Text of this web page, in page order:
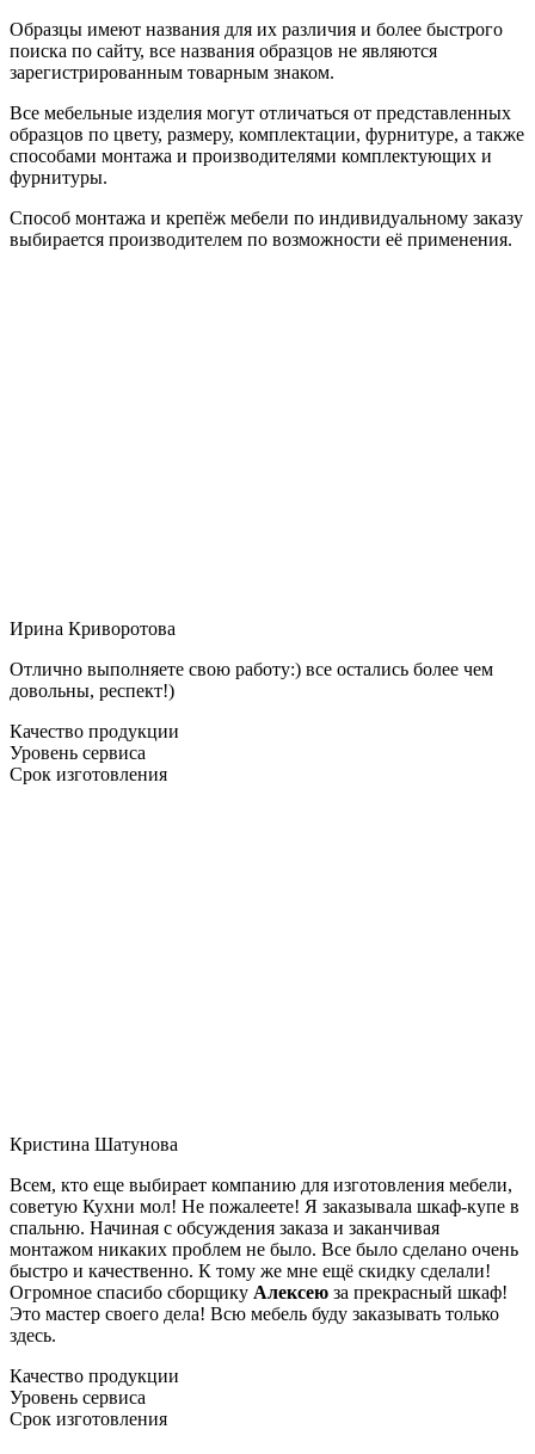
Образцы имеют названия для их различия и более быстрого
поиска по сайту, все названия образцов не являются
зарегистрированным товарным знаком.
Все мебельные изделия могут отличаться от представленных
образцов по цвету, размеру, комплектации, фурнитуре, а также
способами монтажа и производителями комплектующих и
фурнитуры.
Способ монтажа и крепёж мебели по индивидуальному заказу
выбирается производителем по возможности её применения.
Ирина Криворотова
Отлично выполняете свою работу:) все остались более чем
довольны, респект!)
Качество продукции
Уровень сервиса
Срок изготовления
Кристина Шатунова
Всем, кто еще выбирает компанию для изготовления мебели,
советую Кухни мол! Не пожалеете! Я заказывала шкаф-купе в
спальню. Начиная с обсуждения заказа и заканчивая
монтажом никаких проблем не было. Все было сделано очень
быстро и качественно. К тому же мне ещё скидку сделали!
Огромное спасибо сборщику Алексею за прекрасный шкаф!
Это мастер своего дела! Всю мебель буду заказывать только
здесь.
Качество продукции
Уровень сервиса
Срок изготовления